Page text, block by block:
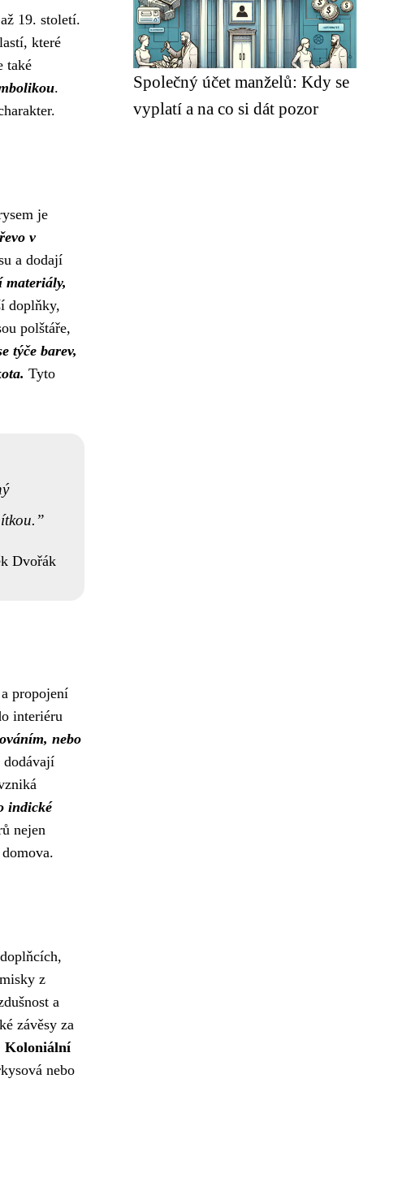
19. století.
které
také
.
je
v
a dodají
doplňky,
polštáře,
týče barev,
Tyto
Dvořák
propojení
interiéru
nebo
indické
nejen
z
a
závěsy za
Koloniální
nebo
Společný účet manželů: Kdy se
vyplatí a na co si dát pozor